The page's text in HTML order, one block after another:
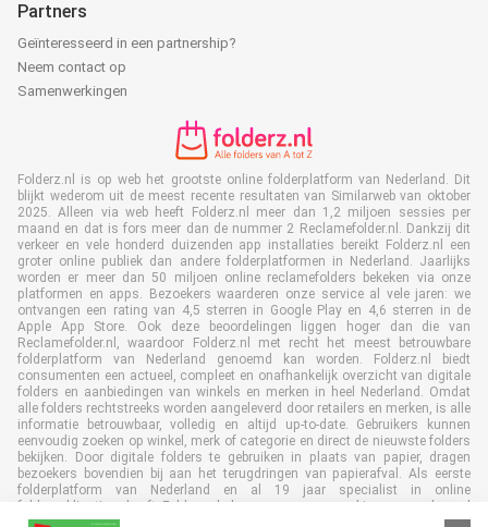
Partners
Geïnteresseerd in een partnership?
Neem contact op
Samenwerkingen
Folderz.nl is op web het grootste online folderplatform van Nederland. Dit
blijkt wederom uit de meest recente resultaten van Similarweb van oktober
2025. Alleen via web heeft Folderz.nl meer dan 1,2 miljoen sessies per
maand en dat is fors meer dan de nummer 2 Reclamefolder.nl. Dankzij dit
verkeer en vele honderd duizenden app installaties bereikt Folderz.nl een
groter online publiek dan andere folderplatformen in Nederland. Jaarlijks
worden er meer dan 50 miljoen online reclamefolders bekeken via onze
platformen en apps. Bezoekers waarderen onze service al vele jaren: we
ontvangen een rating van 4,5 sterren in Google Play en 4,6 sterren in de
Apple App Store. Ook deze beoordelingen liggen hoger dan die van
Reclamefolder.nl, waardoor Folderz.nl met recht het meest betrouwbare
folderplatform van Nederland genoemd kan worden. Folderz.nl biedt
consumenten een actueel, compleet en onafhankelijk overzicht van digitale
folders en aanbiedingen van winkels en merken in heel Nederland. Omdat
alle folders rechtstreeks worden aangeleverd door retailers en merken, is alle
informatie betrouwbaar, volledig en altijd up-to-date. Gebruikers kunnen
eenvoudig zoeken op winkel, merk of categorie en direct de nieuwste folders
bekijken. Door digitale folders te gebruiken in plaats van papier, dragen
bezoekers bovendien bij aan het terugdringen van papierafval. Als eerste
folderplatform van Nederland en al 19 jaar specialist in online
folderpublicaties, heeft Folderz.nl duurzame samenwerkingen opgebouwd
met retailers en merken. Hierdoor zijn we uitgegroeid tot de toonaangevende